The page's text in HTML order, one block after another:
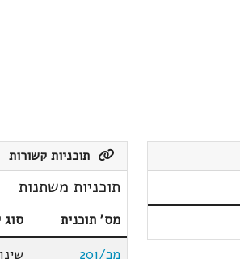
תוכניות קשורות
תוכניות משתנות
מס' תוכנית סוג
מכ/201